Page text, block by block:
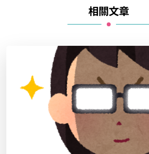
相關文章